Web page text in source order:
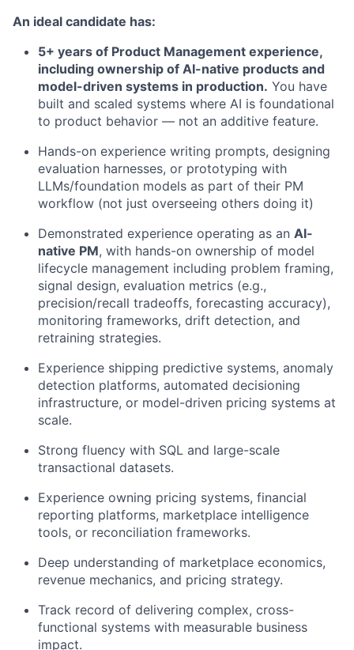
An ideal candidate has:
5+ years of Product Management experience,
including ownership of AI-native products and
model-driven systems in production. You have
built and scaled systems where AI is foundational
to product behavior — not an additive feature.
Hands-on experience writing prompts, designing
evaluation harnesses, or prototyping with
LLMs/foundation models as part of their PM
workflow (not just overseeing others doing it)
Demonstrated experience operating as an AI-
native PM, with hands-on ownership of model
lifecycle management including problem framing,
signal design, evaluation metrics (e.g.,
precision/recall tradeoffs, forecasting accuracy),
monitoring frameworks, drift detection, and
retraining strategies.
Experience shipping predictive systems, anomaly
detection platforms, automated decisioning
infrastructure, or model-driven pricing systems at
scale.
Strong fluency with SQL and large-scale
transactional datasets.
Experience owning pricing systems, financial
reporting platforms, marketplace intelligence
tools, or reconciliation frameworks.
Deep understanding of marketplace economics,
revenue mechanics, and pricing strategy.
Track record of delivering complex, cross-
functional systems with measurable business
impact.